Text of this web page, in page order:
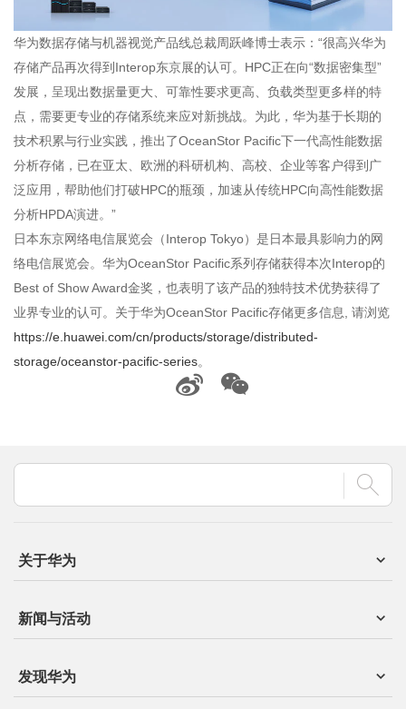
华为数据存储与机器视觉产品线总裁周跃峰博士表示：“很高兴华为
存储产品再次得到Interop东京展的认可。HPC正在向“数据密集型”
发展，呈现出数据量更大、可靠性要求更高、负载类型更多样的特
点，需要更专业的存储系统来应对新挑战。为此，华为基于长期的
技术积累与行业实践，推出了OceanStor Pacific下一代高性能数据
分析存储，已在亚太、欧洲的科研机构、高校、企业等客户得到广
泛应用，帮助他们打破HPC的瓶颈，加速从传统HPC向高性能数据
分析HPDA演进。”
日本东京网络电信展览会（Interop Tokyo）是日本最具影响力的网
络电信展览会。华为OceanStor Pacific系列存储获得本次Interop的
Best of Show Award金奖，也表明了该产品的独特技术优势获得了
业界专业的认可。关于华为OceanStor Pacific存储更多信息, 请浏览
https://e.huawei.com/cn/products/storage/distributed-
storage/oceanstor-pacific-series。
关于华为
新闻与活动
发现华为